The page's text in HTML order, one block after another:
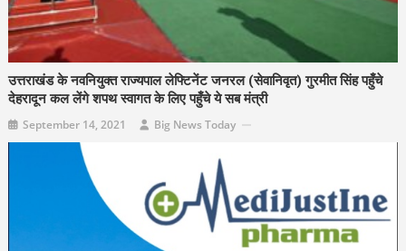
उत्तराखंड के नवनियुक्त राज्यपाल लेफ्टिनेंट जनरल (सेवानिवृत) गुरमीत सिंह पहुँचे
देहरादून कल लेंगे शपथ स्वागत के लिए पहुँचे ये सब मंत्री
September 14, 2021 Big News Today